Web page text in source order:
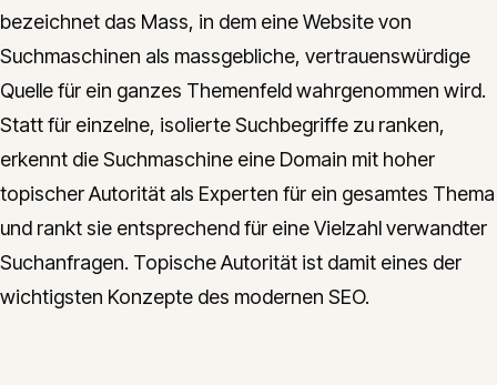
CONTACT
info@innopulse.io +41 79 508 28 06
bezeichnet das Mass, in dem eine Website von
Suchmaschinen als massgebliche, vertrauenswürdige
Quelle für ein ganzes Themenfeld wahrgenommen wird.
Statt für einzelne, isolierte Suchbegriffe zu ranken,
erkennt die Suchmaschine eine Domain mit hoher
topischer Autorität als Experten für ein gesamtes Thema
und rankt sie entsprechend für eine Vielzahl verwandter
Suchanfragen. Topische Autorität ist damit eines der
wichtigsten Konzepte des modernen SEO.